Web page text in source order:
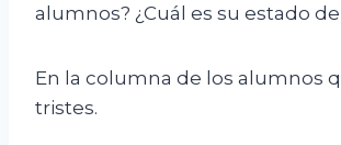
alumnos? ¿Cuál es su estado
En la columna de los alumnos
tristes.